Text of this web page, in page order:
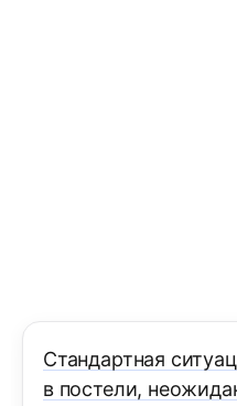
Стандартная
в постели,